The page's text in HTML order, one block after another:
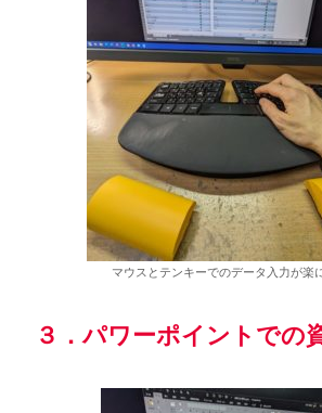
マウスとテンキーでのデータ入力が楽
３．パワーポイントでの